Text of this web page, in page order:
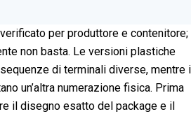
per produttore e contenitore;
non basta. Le versioni plastiche
di terminali diverse, mentre i
un’altra numerazione fisica. Prima
il disegno esatto del package e il